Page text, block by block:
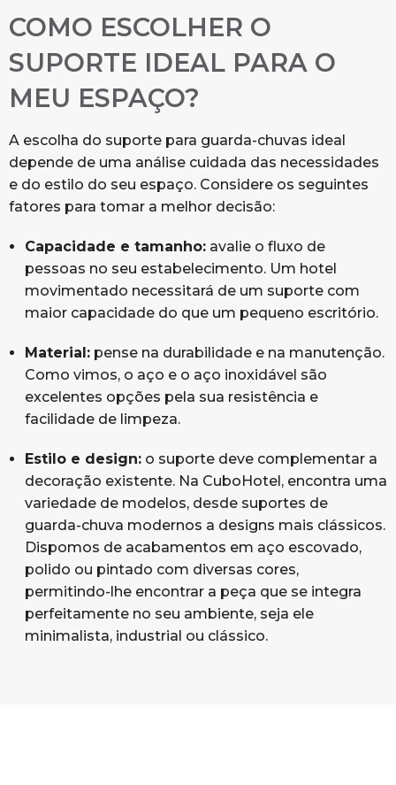
COMO ESCOLHER O
SUPORTE IDEAL PARA O
MEU ESPAÇO?
A escolha do suporte para guarda-chuvas ideal
depende de uma análise cuidada das necessidades
e do estilo do seu espaço. Considere os seguintes
fatores para tomar a melhor decisão:
Capacidade e tamanho:avalie o fluxo de
pessoas no seu estabelecimento. Um hotel
movimentado necessitará de um suporte com
maior capacidade do que um pequeno escritório.
Material:pense na durabilidade e na manutenção.
Como vimos, o aço e o aço inoxidável são
excelentes opções pela sua resistência e
facilidade de limpeza.
Estilo e design:o suporte deve complementar a
decoração existente. Na CuboHotel, encontra uma
variedade de modelos, desde suportes de
guarda-chuva modernos a designs mais clássicos.
Dispomos de acabamentos em aço escovado,
polido ou pintado com diversas cores,
permitindo-lhe encontrar a peça que se integra
perfeitamente no seu ambiente, seja ele
minimalista, industrial ou clássico.